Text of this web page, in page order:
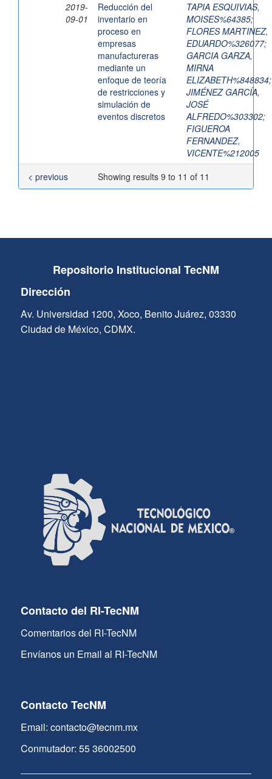
2019-
09-01
Reducción del
inventario en
proceso en
empresas
manufactureras
mediante un
enfoque de teoría
de restricciones y
simulación de
eventos discretos
TAPIA ESQUIVIAS,
MOISES%64385;
FLORES MARTINEZ,
EDUARDO%326077;
GARCIA GARZA,
MIRNA
ELIZABETH%848834;
JIMÉNEZ GARCÍA,
JOSÉ
ALFREDO%303302;
FIGUEROA
FERNANDEZ,
VICENTE%212005
Showing results 9 to 11 of 11
< previous
Repositorio Institucional TecNM
Dirección
Av. Universidad 1200, Xoco, Benito Juárez, 03330
Ciudad de México, CDMX.
Contacto del RI-TecNM
Comentarios del RI-TecNM
Envíanos un Email al RI-TecNM
Contacto TecNM
Email: contacto@tecnm.mx
Conmutador: 55 36002500